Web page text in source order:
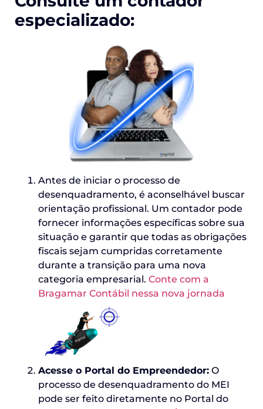
especializado:
Antes de iniciar o processo de
desenquadramento, é aconselhável buscar
orientação profissional. Um contador pode
fornecer informações específicas sobre sua
situação e garantir que todas as obrigações
fiscais sejam cumpridas corretamente
durante a transição para uma nova
categoria empresarial. Conte com a
Bragamar Contábil nessa nova jornada
Acesse o Portal do Empreendedor: O
processo de desenquadramento do MEI
pode ser feito diretamente no Portal do